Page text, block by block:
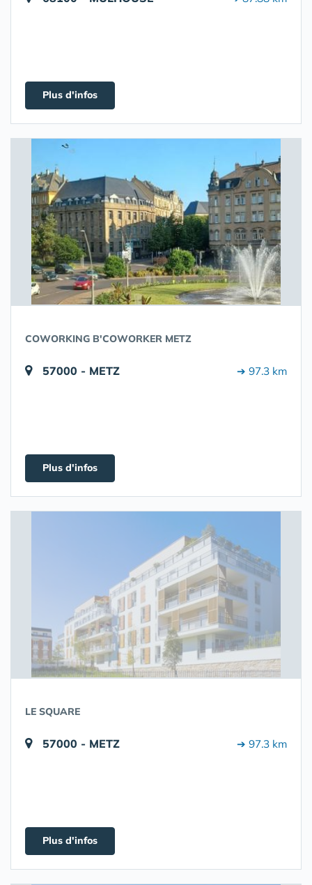
Plus d'infos
COWORKING B'COWORKER METZ
57000 - METZ ➔ 97.3 km
Plus d'infos
LE SQUARE
57000 - METZ ➔ 97.3 km
Plus d'infos